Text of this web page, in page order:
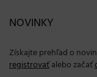
NOVINKY
Získajte prehľad o
registrovaťalebo začať